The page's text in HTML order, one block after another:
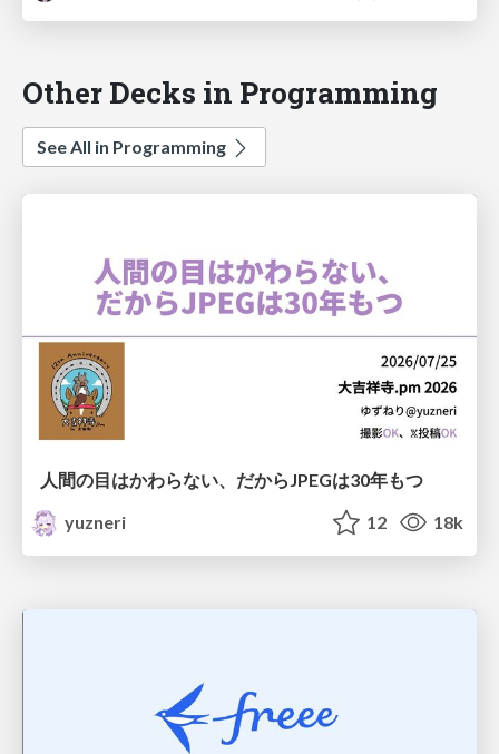
Other Decks in Programming
See All in Programming
人間の目はかわらない、だからJPEGは30年もつ
yuzneri
12 18k